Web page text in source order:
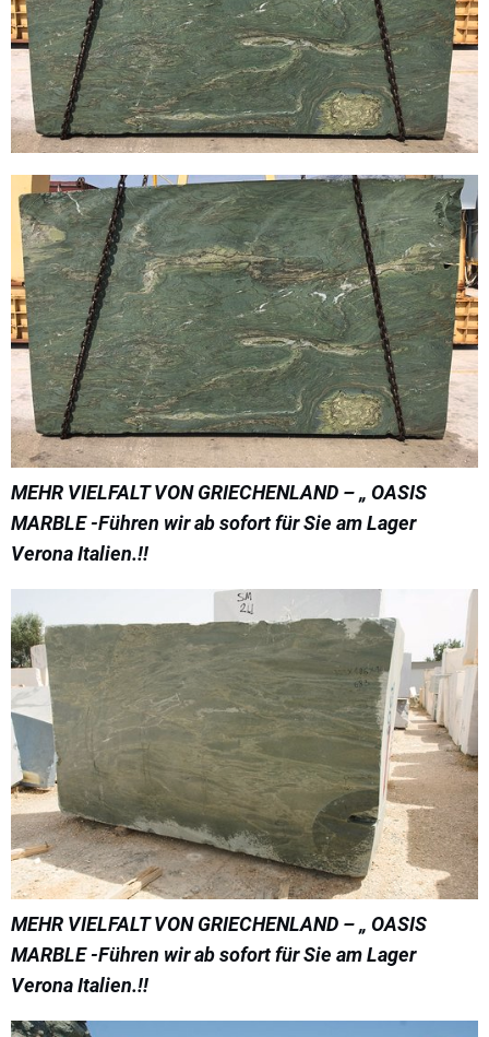
MEHR VIELFALT VON GRIECHENLAND – „ OASIS
MARBLE -Führen wir ab sofort für Sie am Lager
Verona Italien.!!
MEHR VIELFALT VON GRIECHENLAND – „ OASIS
MARBLE -Führen wir ab sofort für Sie am Lager
Verona Italien.!!